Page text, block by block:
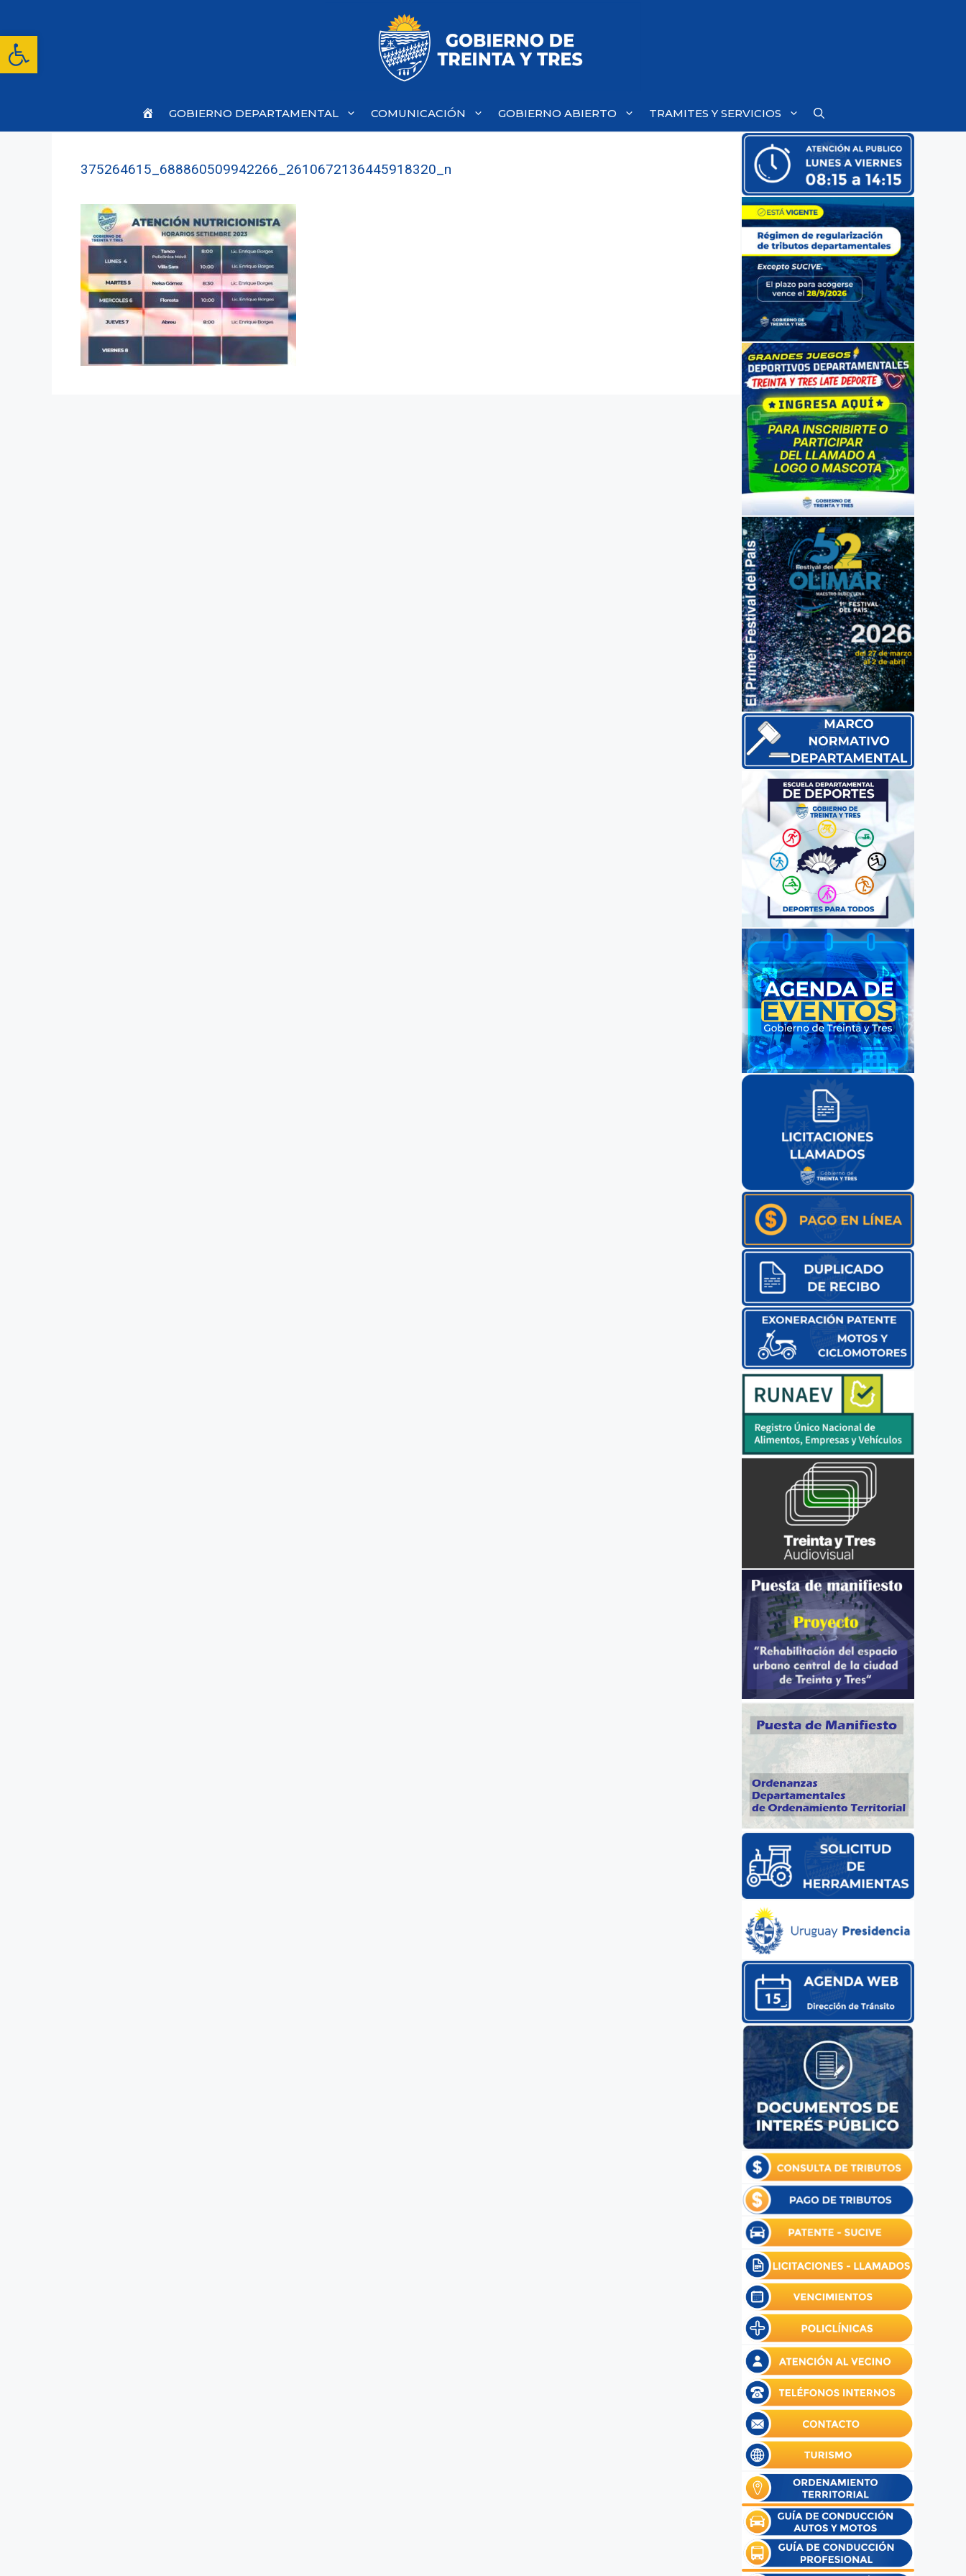
Abrir barra de herramientas
contenido
Inicio
GOBIERNO DEPARTAMENTAL COMUNICACIÓN GOBIERNO ABIERTO TRAMITES Y SERVICIOS
375264615_688860509942266_2610672136445918320_n